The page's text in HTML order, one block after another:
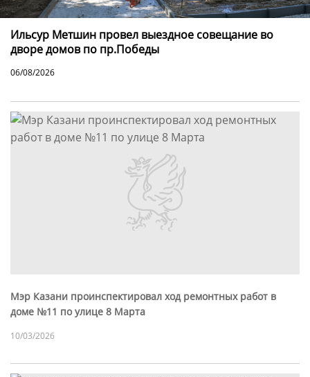
Ильсур Метшин провел выездное совещание во
дворе домов по пр.Победы
06/08/2026
Мэр Казани проинспектировал ход ремонтных работ в
доме №11 по улице 8 Марта
10/03/2026